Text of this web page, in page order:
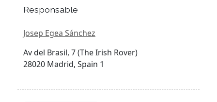
Responsable
Josep Egea Sánchez
Av del Brasil, 7 (The Irish Rover)
28020 Madrid, Spain 1